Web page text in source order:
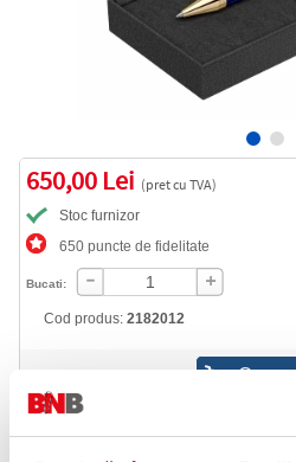
650,00 Lei (pret cu TVA)
Stoc furnizor
650 puncte de fidelitate
Bucati:
Cod produs: 2182012